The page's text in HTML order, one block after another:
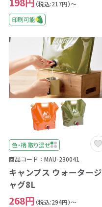
（税込:217円）～
印刷可能
色・柄 取り混ぜ
商品コード：MAU-230041
キャンプス ウォータージ
ャグ8L
268円 （税込:294円）～